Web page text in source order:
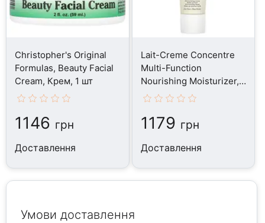
Christopher's Original
Formulas, Beauty Facial
Cream, Крем, 1 шт
1146 грн
Доставлення
Lait-Creme Concentre
Multi-Function
Nourishing Moisturizer,
Крем, 30 мл
1179 грн
Доставлення
Умови доставлення